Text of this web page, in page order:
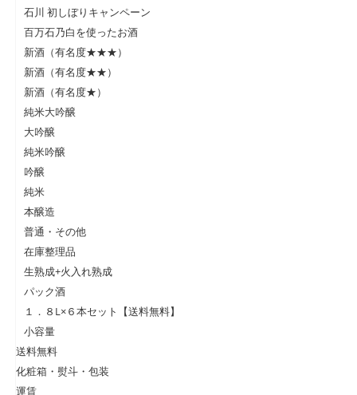
石川 初しぼりキャンペーン
百万石乃白を使ったお酒
新酒（有名度★★★）
新酒（有名度★★）
新酒（有名度★）
純米大吟醸
大吟醸
純米吟醸
吟醸
純米
本醸造
普通・その他
在庫整理品
生熟成+火入れ熟成
パック酒
１．８L×６本セット【送料無料】
小容量
送料無料
化粧箱・熨斗・包装
運賃